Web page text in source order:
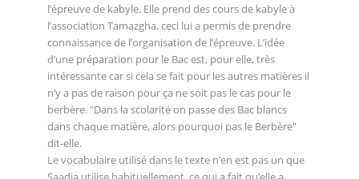
l’épreuve de kabyle. Elle prend des cours de kabyle à
l’association Tamazgha, ceci lui a permis de prendre
connaissance de l’organisation de l’épreuve. L’idée
d’une préparation pour le Bac est, pour elle, très
intéressante car si cela se fait pour les autres matières il
n’y a pas de raison pour ça ne soit pas le cas pour le
berbère. "Dans la scolarité on passe des Bac blancs
dans chaque matière, alors pourquoi pas le Berbère"
dit-elle.
Le vocabulaire utilisé dans le texte n’en est pas un que